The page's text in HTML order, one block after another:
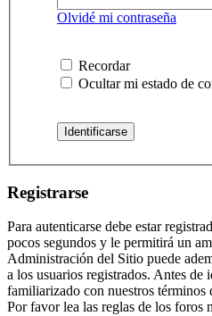
Olvidé mi contraseña
Recordar
Ocultar mi estado de
Registrarse
Para autenticarse debe estar
pocos segundos y le permitirá un
Administración del Sitio puede
a los usuarios registrados. Antes de
familiarizado con nuestros términos
Por favor lea las reglas de los foros